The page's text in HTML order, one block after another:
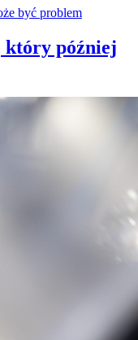
który później